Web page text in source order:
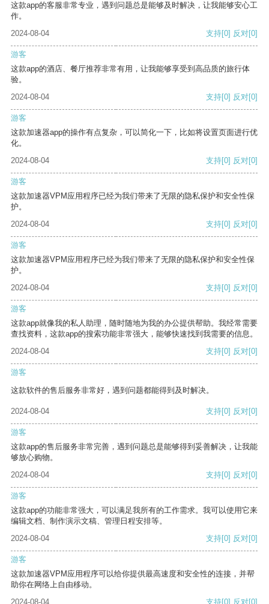
这款app的客服非常专业，遇到问题总是能够及时解决，让我能够安心工
作。
2024-08-04
支持[0] 反对[0]
游客
这款app的酒店、餐厅推荐非常有用，让我能够享受到高品质的旅行体
验。
2024-08-04
支持[0] 反对[0]
游客
这款加速器app的操作有点复杂，可以简化一下，比如将设置页面进行优
化。
2024-08-04
支持[0] 反对[0]
游客
这款加速器VPM应用程序已经为我们带来了无限的隐私保护和安全性保
护。
2024-08-04
支持[0] 反对[0]
游客
这款加速器VPM应用程序已经为我们带来了无限的隐私保护和安全性保
护。
2024-08-04
支持[0] 反对[0]
游客
这款app就像我的私人助理，随时随地为我的办公提供帮助。我经常需要
查找资料，这款app的搜索功能非常强大，能够快速找到我需要的信息。
2024-08-04
支持[0] 反对[0]
游客
这款软件的售后服务非常好，遇到问题都能得到及时解决。
2024-08-04 支持[0] 反对[0]
游客
这款app的售后服务非常完善，遇到问题总是能够得到妥善解决，让我能
够放心购物。
2024-08-04
支持[0] 反对[0]
游客
这款app的功能非常强大，可以满足我所有的工作需求。我可以使用它来
编辑文档、制作演示文稿、管理日程安排等。
2024-08-04
支持[0] 反对[0]
游客
这款加速器VPM应用程序可以给你提供最高速度和安全性的连接，并帮
助你在网络上自由移动。
2024-08-04
支持[0] 反对[0]